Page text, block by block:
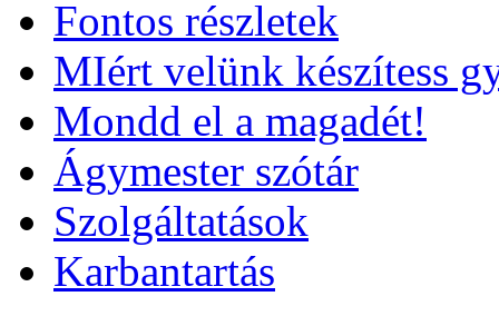
Fontos részletek
MIért velünk készítess
Mondd el a magadét!
Ágymester szótár
Szolgáltatások
Karbantartás